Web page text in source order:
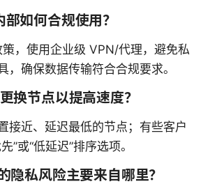
如何合规使用？
，使用企业级 VPN/代理，避免私
，确保数据传输符合合规要求。
换节点以提高速度？
接近、延迟最低的节点；有些客户
”或“低延迟”排序选项。
隐私风险主要来自哪里？